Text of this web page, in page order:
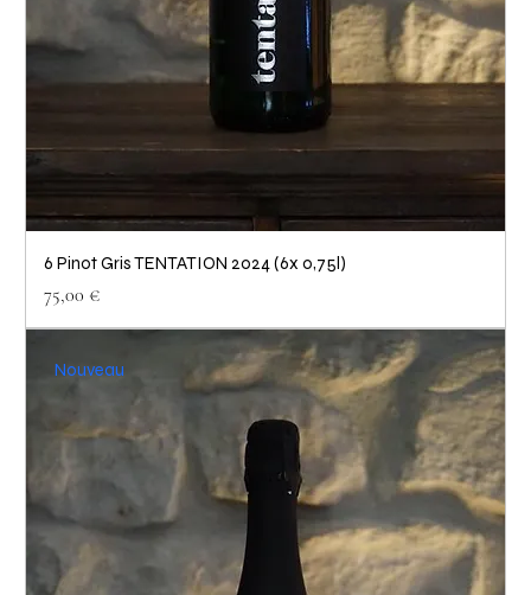
6 Pinot Gris TENTATION 2024 (6x 0,75l)
Prix
75,00 €
Nouveau